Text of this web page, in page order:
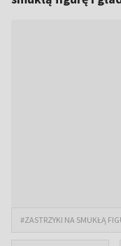
#ZASTRZYKI NA SMUKŁĄ